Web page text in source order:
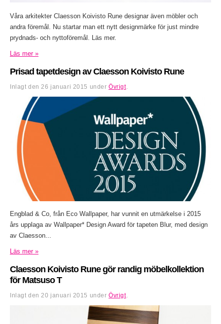
Våra arkitekter Claesson Koivisto Rune designar även möbler och
andra föremål. Nu startar man ett nytt designmärke för just mindre
prydnads- och nyttoföremål. Läs mer.
Läs mer »
Prisad tapetdesign av Claesson Koivisto Rune
Inlagt den 26 januari 2015 underÖvrigt.
Engblad & Co, från Eco Wallpaper, har vunnit en utmärkelse i 2015
års upplaga av Wallpaper* Design Award för tapeten Blur, med design
av Claesson...
Läs mer »
Claesson Koivisto Rune gör randig möbelkollektion
för Matsuso T
Inlagt den 20 januari 2015 underÖvrigt.